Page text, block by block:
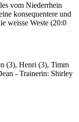
vom Niederrhein
konsequentere und
weisse Weste (20:0
(3), Henri (3), Timm
- Trainerin: Shirley